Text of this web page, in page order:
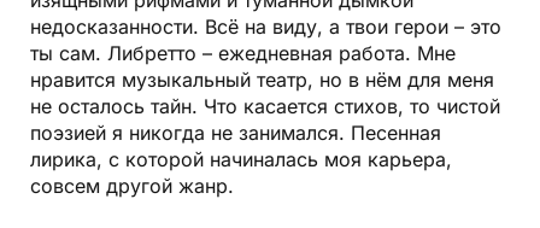
недосказанности. Всё на виду, а твои герои – это
ты сам. Либретто – ежедневная работа. Мне
нравится музыкальный театр, но в нём для меня
не осталось тайн. Что касается стихов, то чистой
поэзией я никогда не занимался. Песенная
лирика, с которой начиналась моя карьера,
совсем другой жанр.